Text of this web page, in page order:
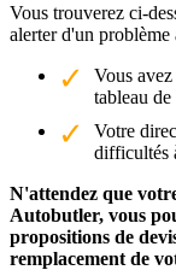
Vous trouverez ci-
alerter d'un problème
Vous
tableau de
Votre
difficultés
N'attendez que
Autobutler, vous
propositions de
remplacement de